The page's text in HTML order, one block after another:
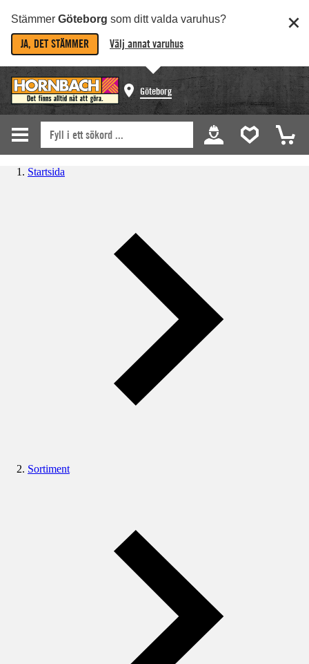
Stämmer Göteborg som ditt valda varuhus?
JA, DET STÄMMER Välj annat varuhus
Göteborg
Startsida
Sortiment